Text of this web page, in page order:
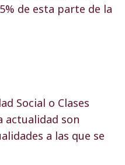
de esta parte de la
Social o Clases
actualidad son
a las que se